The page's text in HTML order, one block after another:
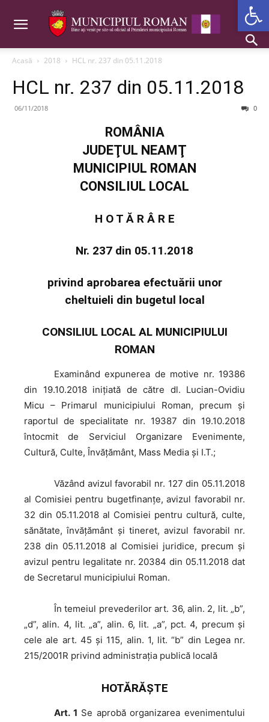
Acasă 2018 HCL nr. 237 din 05.11.2018
HCL nr. 237 din 05.11.2018
06/11/2018 0
ROMÂNIA
JUDEŢUL NEAMŢ
MUNICIPIUL ROMAN
CONSILIUL LOCAL
H O T Ă R Â R E
Nr. 237 din 05.11.2018
privind aprobarea efectuării unor
cheltuieli din bugetul local
CONSILIUL LOCAL AL MUNICIPIULUI
ROMAN
Examinând expunerea de motive nr. 19386
din 19.10.2018 iniţiată de către dl. Lucian-Ovidiu
Micu – Primarul municipiului Roman, precum şi
raportul de specialitate nr. 19387 din 19.10.2018
întocmit de Serviciul Organizare Evenimente,
Cultură, Culte, Învățământ, Mass Media și I.T.;
Văzând avizul favorabil nr. 127 din 05.11.2018
al Comisiei pentru bugetfinanţe, avizul favorabil nr.
32 din 05.11.2018 al Comisiei pentru cultură, culte,
sănătate, învăţământ şi tineret, avizul favorabil nr.
238 din 05.11.2018 al Comisiei juridice, precum şi
avizul pentru legalitate nr. 20384 din 05.11.2018 dat
de Secretarul municipiului Roman.
În temeiul prevederilor art. 36, alin. 2, lit. „b”,
„d”, alin. 4, lit. „a”, alin. 6, lit. „a”, pct. 4, precum şi
cele ale art. 45 şi 115, alin. 1, lit. “b” din Legea nr.
215/2001R privind administraţia publică locală
HOTĂRĂŞTE
Art. 1 Se aprobă organizarea evenimentului